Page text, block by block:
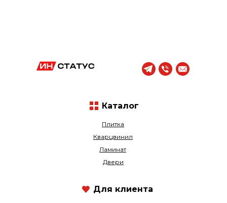
Плитка
Кварцвинил
Ламинат
Двери
Каталог
Для клиента